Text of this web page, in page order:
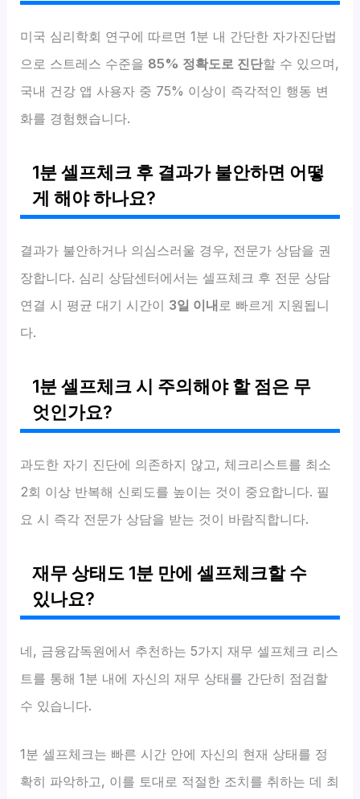
미국 심리학회 연구에 따르면 1분 내 간단한 자가진단법
으로 스트레스 수준을 85% 정확도로 진단할 수 있으며,
국내 건강 앱 사용자 중 75% 이상이 즉각적인 행동 변
화를 경험했습니다.
1분 셀프체크 후 결과가 불안하면 어떻
게 해야 하나요?
결과가 불안하거나 의심스러울 경우, 전문가 상담을 권
장합니다. 심리 상담센터에서는 셀프체크 후 전문 상담
연결 시 평균 대기 시간이 3일 이내 로 빠르게 지원됩니
다.
1분 셀프체크 시 주의해야 할 점은 무
엇인가요?
과도한 자기 진단에 의존하지 않고, 체크리스트를 최소
2회 이상 반복해 신뢰도를 높이는 것이 중요합니다. 필
요 시 즉각 전문가 상담을 받는 것이 바람직합니다.
재무 상태도 1분 만에 셀프체크할 수
있나요?
네, 금융감독원에서 추천하는 5가지 재무 셀프체크 리스
트를 통해 1분 내에 자신의 재무 상태를 간단히 점검할
수 있습니다.
1분 셀프체크는 빠른 시간 안에 자신의 현재 상태를 정
확히 파악하고, 이를 토대로 적절한 조치를 취하는 데 최